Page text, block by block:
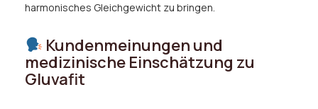
harmonisches Gleichgewicht zu bringen.
Kundenmeinungen und
medizinische Einschätzung zu
Gluvafit